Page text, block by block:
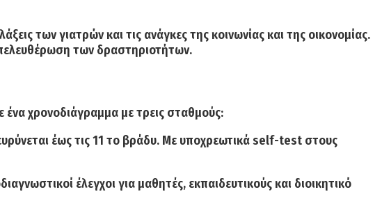
των γιατρών και τις ανάγκες της κοινωνίας και της οικονομίας.
των δραστηριοτήτων.
χρονοδιάγραμμα με τρεις σταθμούς:
έως τις 11 το βράδυ. Με υποχρεωτικά self-test στους
έλεγχοι για μαθητές, εκπαιδευτικούς και διοικητικό